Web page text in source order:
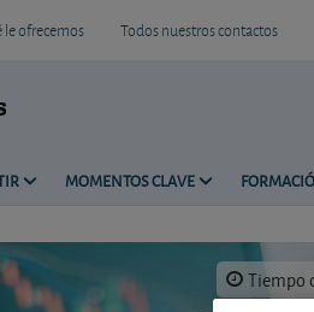
le ofrecemos Todos nuestros contactos
MOMENTOS CLAVE
Tiempo